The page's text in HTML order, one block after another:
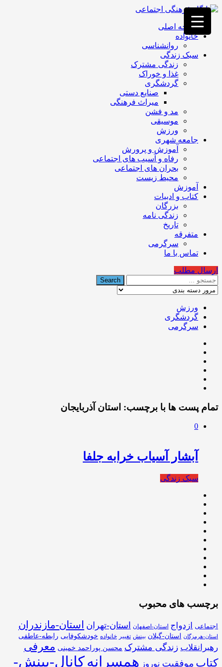
فصد
خون
غرب
تهران
خشکشویی
تصفیه
تهران
صفحه اصلی
خانواده
روانشناسی
سبک زندگی
زندگی مشترک
غذا و خوراک
گردشگری
صنایع دستی
میراث فرهنگی
مد و فشن
موسیقی
ورزش
جامعه شهری
آموزش و پرورش
رفاه و آسیب های اجتماعی
بحران های اجتماعی
محیط زیست
آموزش
کتاب و ادبیات
بزرگان
زندگی نامه
تاریخ
متفرقه
سرگرمی
تماس با ما
ارسال مطلب
ورزش
گردشگری
سرگرمی
تمام پست ها با برچسب: استان آذربايجان
0
آبشار آسیاب خرابه جلفا
سبک زندگی
برچسب های محبوب
اجتماعی ازدواج استان-اصفهان استان-تهران استان-مازندران
استان-هرمزگان استان-گیلان بینش تغییر خانواده خودشکوفایی رابطه-عاطفی
رهبرانقلاب زندگی مشترک محسن پوراحمد خمینی معرفی
کتاب موفقیت نوروز همسرانهکانال-بینش-